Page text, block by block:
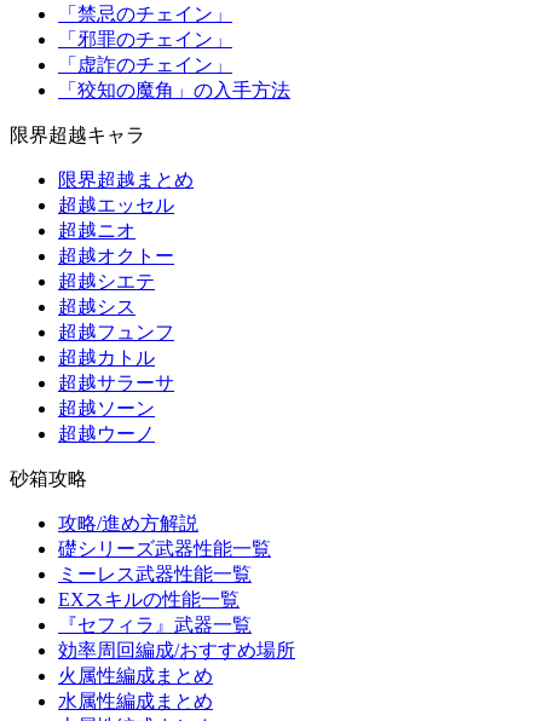
「禁忌のチェイン」
「邪罪のチェイン」
「虚詐のチェイン」
「狡知の魔角」の入手方法
限界超越キャラ
限界超越まとめ
超越エッセル
超越ニオ
超越オクトー
超越シエテ
超越シス
超越フュンフ
超越カトル
超越サラーサ
超越ソーン
超越ウーノ
砂箱攻略
攻略/進め方解説
礎シリーズ武器性能一覧
ミーレス武器性能一覧
EXスキルの性能一覧
『セフィラ』武器一覧
効率周回編成/おすすめ場所
火属性編成まとめ
水属性編成まとめ